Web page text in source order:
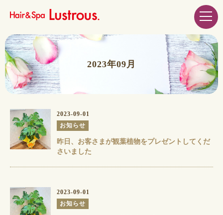
2023年09月
2023-09-01
お知らせ
昨日、お客さまが観葉植物をプレゼントしてくだ
さいました️️️
2023-09-01
お知らせ